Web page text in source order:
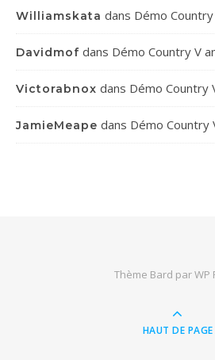
Williamskata dans Démo
Davidmof dans Démo Country V
Victorabnox dans Démo Country
JamieMeape dans Démo Country
Thème Bard parWP
HAUT DE PAGE